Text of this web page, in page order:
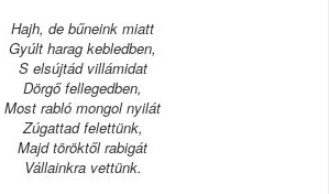
Hajh, de bűneink miatt
Gyúlt harag kebledben,
S elsújtád villámidat
Dörgő fellegedben,
Most rabló mongol nyilát
Zúgattad felettünk,
Majd töröktől rabigát
Vállainkra vettünk.